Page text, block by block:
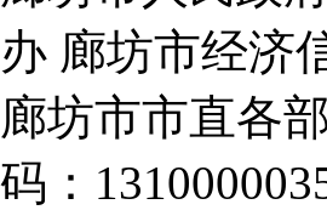
办 廊坊市经济
廊坊市市直各
码：